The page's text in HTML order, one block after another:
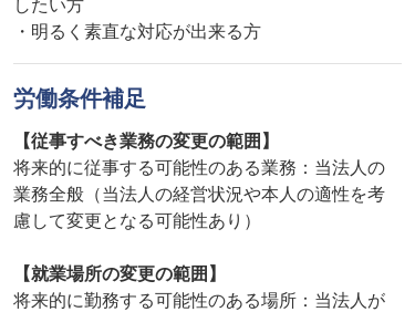
したい方
・明るく素直な対応が出来る方
労働条件補足
【従事すべき業務の変更の範囲】
将来的に従事する可能性のある業務：当法人の
業務全般（当法人の経営状況や本人の適性を考
慮して変更となる可能性あり）
【就業場所の変更の範囲】
将来的に勤務する可能性のある場所：当法人が